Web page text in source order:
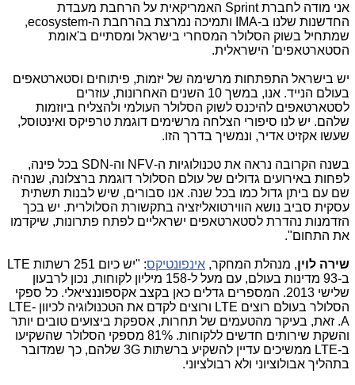
אני מודה לחברת Sprint האמריקאית על הרחבת מעבדת
החדשנות שלנו ב-IMA ותמיכה נמרצת בהרחבת ה-ecosystem,
שמתחיל בשוק הסלולר המסחרי בישראל ומסתיים ב'אומת
הסטארטאפים' הישראלית.
יש בישראל התפתחות מרשימה של יזמות, פיתוחים וסטארטאפים
בעולם הנייד. אנו, במשך 10 השנים האחרונות, עוזרים
לסטארטאפים להיכנס לשוק הסלולר העולמי ולהצליח ביוזמות
שלהם. יש לנו סיפורי הצלחה מרשימים דוגמת טרפיקס ואינטוסל,
שעשו אקזיט אדיר, ונמשיך בדרך הזו.
בשנה הקרובה נראה את טכנולוגיות ה-NFV וה-SDN בכל פינה,
לפחות באירועים גדולים של עולם הסלולר דוגמת ברצלונה, שנהיה
שם עם ביתן גדול כמו בכל שנה. אנו סבורים, שיש לבנות תשתית
עסקית סביב נושא הווירטואליזציה בתקשורת הסלולרית. יש בכך
הזדמנות נהדרת לסטארטאפים ישראליים לפתח פתרונות, שיקדמו
את התחום".
שירה לוין, מנהלת המחקר, אינפונטיקס
: "יש כיום 251 רשתות LTE
ב-93 מדינות בעולם, עם מעל ל-158 מיליון לקוחות, נכון לרבעון
שלישי 2013. המספרים גדלים כאן בקצב אקספוננציאלי. כל ספקי
הסלולר בעולם רוצים LTE ורוצים לקדם את הטכנולוגיה לכיוון LTE-
A. זאת, בעיקר מהטעמים של תחרות, אספקת ביצועים טובים יותר
והשקת שירותים חדשים ללקוחות. 81% מספקי הסלולר שהשקיעו
ב-LTE ממשיכים עדיין להשקיע ברשתות 3G שלהם, כך שמדובר
בתהליך אבולוציוני ולא רבולציוני.